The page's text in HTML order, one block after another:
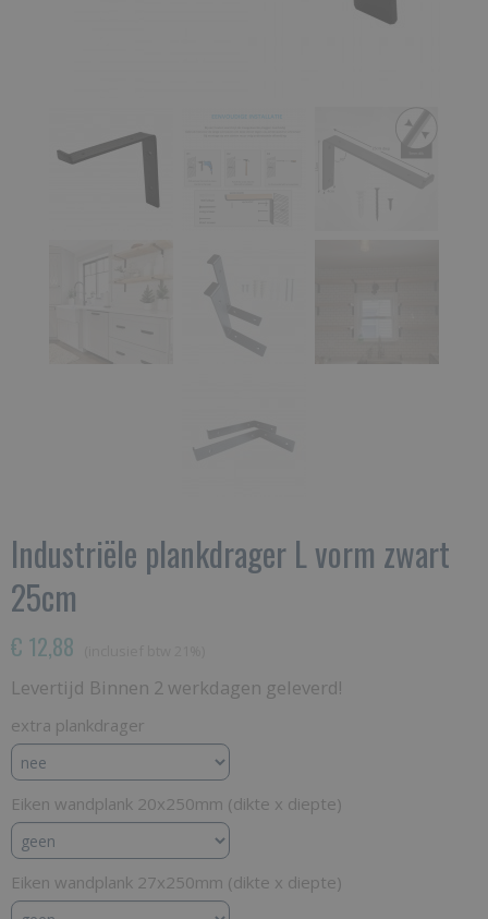
Industriële plankdrager L vorm zwart
25cm
€ 12,88
Levertijd Binnen 2 werkdagen geleverd!
extra plankdrager
Eiken wandplank 20x250mm (dikte x diepte)
Eiken wandplank 27x250mm (dikte x diepte)